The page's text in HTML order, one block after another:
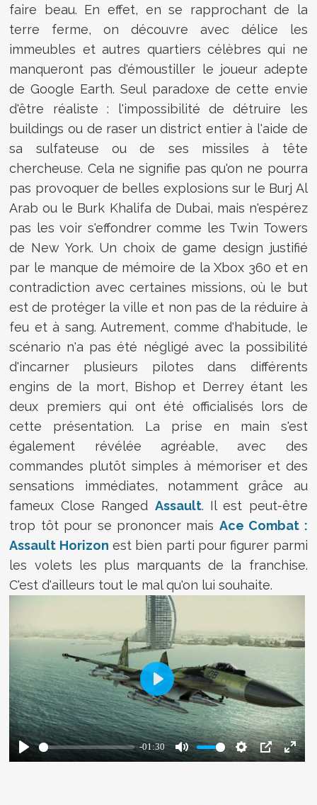
faire beau. En effet, en se rapprochant de la
terre ferme, on découvre avec délice les
immeubles et autres quartiers célèbres qui ne
manqueront pas d'émoustiller le joueur adepte
de Google Earth. Seul paradoxe de cette envie
d'être réaliste : l'impossibilité de détruire les
buildings ou de raser un district entier à l'aide de
sa sulfateuse ou de ses missiles à tête
chercheuse. Cela ne signifie pas qu'on ne pourra
pas provoquer de belles explosions sur le Burj Al
Arab ou le Burk Khalifa de Dubai, mais n'espérez
pas les voir s'effondrer comme les Twin Towers
de New York. Un choix de game design justifié
par le manque de mémoire de la Xbox 360 et en
contradiction avec certaines missions, où le but
est de protéger la ville et non pas de la réduire à
feu et à sang. Autrement, comme d'habitude, le
scénario n'a pas été négligé avec la possibilité
d'incarner plusieurs pilotes dans différents
engins de la mort, Bishop et Derrey étant les
deux premiers qui ont été officialisés lors de
cette présentation. La prise en main s'est
également révélée agréable, avec des
commandes plutôt simples à mémoriser et des
sensations immédiates, notamment grâce au
fameux Close Ranged Assault. Il est peut-être
trop tôt pour se prononcer mais Ace Combat :
Assault Horizon est bien parti pour figurer parmi
les volets les plus marquants de la franchise.
C'est d'ailleurs tout le mal qu'on lui souhaite.